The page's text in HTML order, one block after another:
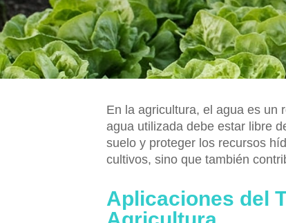
En la agricultura, el agua es un
agua utilizada debe estar libre
suelo y proteger los recursos
cultivos, sino que también
Aplicaciones del